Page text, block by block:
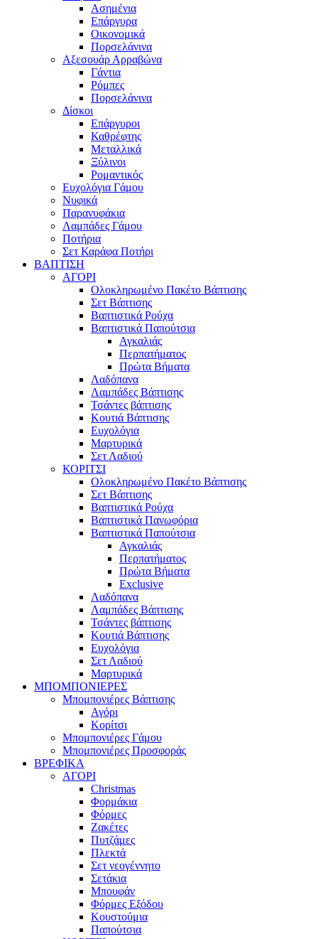
Ασημένια
Επάργυρα
Οικονομικά
Πορσελάνινα
Αξεσουάρ Αρραβώνα
Γάντια
Ρόμπες
Πορσελάνινα
Δίσκοι
Επάργυροι
Καθρέφτης
Μεταλλικά
Ξύλινοι
Ρομαντικός
Ευχολόγια Γάμου
Νυφικά
Παρανυφάκια
Λαμπάδες Γάμου
Ποτήρια
Σετ Καράφα Ποτήρι
ΒΑΠΤΙΣΗ
ΑΓΟΡΙ
Ολοκληρωμένο Πακέτο Βάπτισης
Σετ Βάπτισης
Βαπτιστικά Ρούχα
Βαπτιστικά Παπούτσια
Αγκαλιάς
Περπατήματος
Πρώτα Βήματα
Λαδόπανα
Λαμπάδες Βάπτισης
Τσάντες βάπτισης
Κουτιά Βάπτισης
Ευχολόγια
Μαρτυρικά
Σετ Λαδιού
ΚΟΡΙΤΣΙ
Ολοκληρωμένο Πακέτο Βάπτισης
Σετ Βάπτισης
Βαπτιστικά Ρούχα
Βαπτιστικά Πανωφόρια
Βαπτιστικά Παπούτσια
Αγκαλιάς
Περπατήματος
Πρώτα Βήματα
Exclusive
Λαδόπανα
Λαμπάδες Βάπτισης
Τσάντες βάπτισης
Κουτιά Βάπτισης
Ευχολόγια
Σετ Λαδιού
Μαρτυρικά
ΜΠΟΜΠΟΝΙΕΡΕΣ
Μπομπονιέρες Βάπτισης
Αγόρι
Κορίτσι
Μπομπονιέρες Γάμου
Μπομπονιέρες Προσφοράς
ΒΡΕΦΙΚΑ
ΑΓΟΡΙ
Christmas
Φορμάκια
Φόρμες
Ζακέτες
Πυτζάμες
Πλεκτά
Σετ νεογέννητο
Σετάκια
Μπουφάν
Φόρμες Εξόδου
Κουστούμια
Παπούτσια